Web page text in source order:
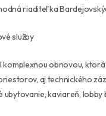
riaditeľka
služby
komplexnou obnovou,
aj technického
kaviareň, lobby